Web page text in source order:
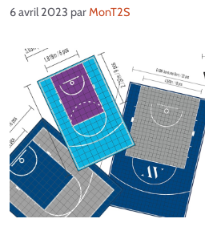
6 avril 2023 parMonT2S